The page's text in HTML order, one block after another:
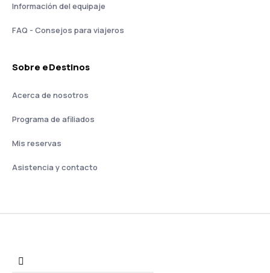
Información del equipaje
FAQ - Consejos para viajeros
Sobre eDestinos
Acerca de nosotros
Programa de afiliados
Mis reservas
Asistencia y contacto